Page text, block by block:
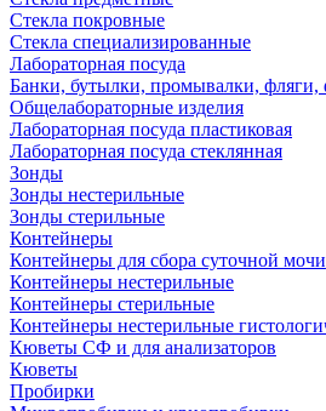
Стекла покровные
Стекла специализированные
Лабораторная посуда
Банки, бутылки, промывалки, фляги,
Общелабораторные изделия
Лабораторная посуда пластиковая
Лабораторная посуда стеклянная
Зонды
Зонды нестерильные
Зонды стерильные
Контейнеры
Контейнеры для сбора суточной мочи
Контейнеры нестерильные
Контейнеры стерильные
Контейнеры нестерильные
Кюветы СФ и для анализаторов
Кюветы
Пробирки